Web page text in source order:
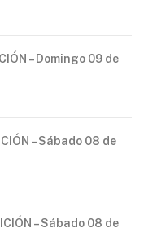
– Domingo 09 de
– Sábado 08 de
– Sábado 08 de